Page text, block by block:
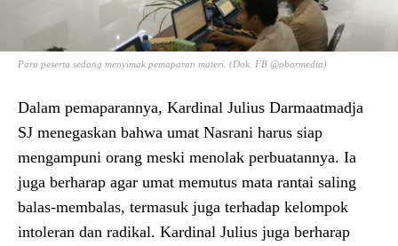
Para peserta sedang menyimak pemaparan materi. (Dok. FB @obormedia)
Dalam pemaparannya, Kardinal Julius Darmaatmadja
SJ menegaskan bahwa umat Nasrani harus siap
mengampuni orang meski menolak perbuatannya. Ia
juga berharap agar umat memutus mata rantai saling
balas-membalas, termasuk juga terhadap kelompok
intoleran dan radikal. Kardinal Julius juga berharap